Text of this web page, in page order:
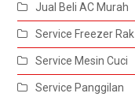
Jual Beli AC Murah
Service Freezer Rak
Service Mesin Cuci
Service Panggilan